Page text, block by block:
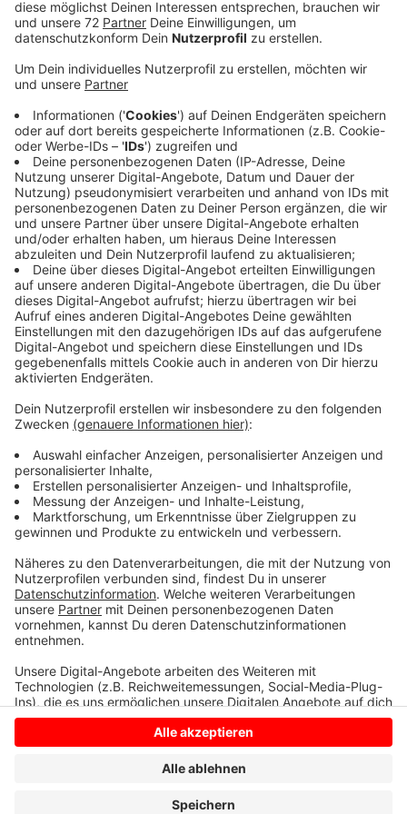
Anzeige
Sechs Vertreter aus dem Kreis Coesfeld sind bei dem
Nachmittag ging es los - alles über das Internet. Und
das funktionierte ausgesprochen gut, sagt Lena
Steinkamp von der CDU in Lüdinghausen: "Die Technik
klappt sehr gut. Die bisherigen kleinen Abstimmungen
haben hervorragend funktioniert, auch wenn es
deutlich länger dauert als sonst. Das ist ja aber auch
kein Wunder, weil ja nicht jeder besonders schnelles
Internet hat." Um den Parteivorsitz treten heute der
NRW-Ministerpräsident Armin Laschet, der
Bundestagsabgeordnete Norbert Röttgen und Ex-
Unions-Fraktionschef Friedrich Merz gegeneinander an.
Für Lena Steinkamp ist es bisher schier unmöglich zu
prognostizieren, wer heute als Sieger hervorgeht: "Die
Reden der drei Kandidaten werden wahrscheinlich
nachher nochmal richtig spannend. Vielleicht
entscheiden diese drei Reden sogar die Wahl." Um 9:30
Uhr werben alle drei Kandidaten noch einmal für sich,
danach geht die Wahl los.
Anzeige
Anzeige